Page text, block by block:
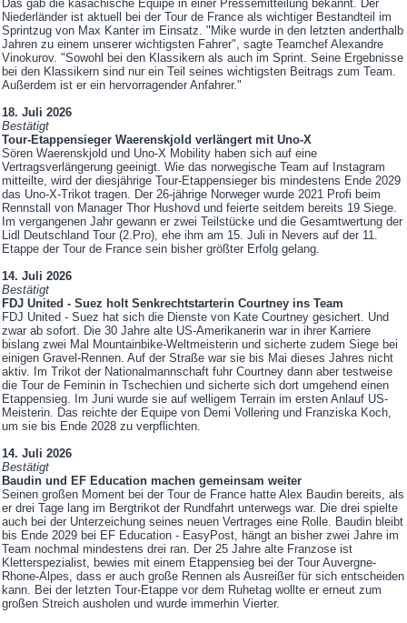
Das gab die kasachische Equipe in einer Pressemitteilung bekannt. Der
Niederländer ist aktuell bei der Tour de France als wichtiger Bestandteil im
Sprintzug von Max Kanter im Einsatz. "Mike wurde in den letzten anderthalb
Jahren zu einem unserer wichtigsten Fahrer", sagte Teamchef Alexandre
Vinokurov. "Sowohl bei den Klassikern als auch im Sprint. Seine Ergebnisse
bei den Klassikern sind nur ein Teil seines wichtigsten Beitrags zum Team.
Außerdem ist er ein hervorragender Anfahrer."
18. Juli 2026
Bestätigt
Tour-Etappensieger Waerenskjold verlängert mit Uno-X
Sören Waerenskjold und Uno-X Mobility haben sich auf eine
Vertragsverlängerung geeinigt. Wie das norwegische Team auf Instagram
mitteilte, wird der diesjährige Tour-Etappensieger bis mindestens Ende 2029
das Uno-X-Trikot tragen. Der 26-jährige Norweger wurde 2021 Profi beim
Rennstall von Manager Thor Hushovd und feierte seitdem bereits 19 Siege.
Im vergangenen Jahr gewann er zwei Teilstücke und die Gesamtwertung der
Lidl Deutschland Tour (2.Pro), ehe ihm am 15. Juli in Nevers auf der 11.
Etappe der Tour de France sein bisher größter Erfolg gelang.
14. Juli 2026
Bestätigt
FDJ United - Suez holt Senkrechtstarterin Courtney ins Team
FDJ United - Suez hat sich die Dienste von Kate Courtney gesichert. Und
zwar ab sofort. Die 30 Jahre alte US-Amerikanerin war in ihrer Karriere
bislang zwei Mal Mountainbike-Weltmeisterin und sicherte zudem Siege bei
einigen Gravel-Rennen. Auf der Straße war sie bis Mai dieses Jahres nicht
aktiv. Im Trikot der Nationalmannschaft fuhr Courtney dann aber testweise
die Tour de Feminin in Tschechien und sicherte sich dort umgehend einen
Etappensieg. Im Juni wurde sie auf welligem Terrain im ersten Anlauf US-
Meisterin. Das reichte der Equipe von Demi Vollering und Franziska Koch,
um sie bis Ende 2028 zu verpflichten.
14. Juli 2026
Bestätigt
Baudin und EF Education machen gemeinsam weiter
Seinen großen Moment bei der Tour de France hatte Alex Baudin bereits, als
er drei Tage lang im Bergtrikot der Rundfahrt unterwegs war. Die drei spielte
auch bei der Unterzeichung seines neuen Vertrages eine Rolle. Baudin bleibt
bis Ende 2029 bei EF Education - EasyPost, hängt an bisher zwei Jahre im
Team nochmal mindestens drei ran. Der 25 Jahre alte Franzose ist
Kletterspezialist, bewies mit einem Etappensieg bei der Tour Auvergne-
Rhone-Alpes, dass er auch große Rennen als Ausreißer für sich entscheiden
kann. Bei der letzten Tour-Etappe vor dem Ruhetag wollte er erneut zum
großen Streich ausholen und wurde immerhin Vierter.